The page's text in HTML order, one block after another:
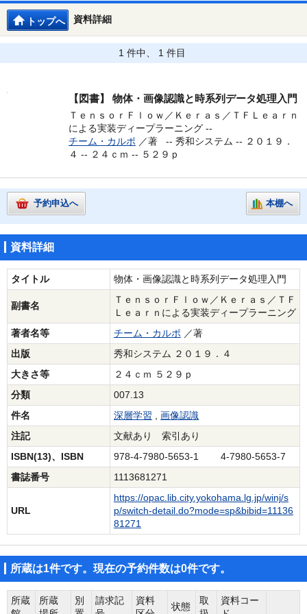
資料詳細
トップへ
1 件中、 1 件目
【図書】 物体・画像認識と時系列データ処理入門
ＴｅｎｓｏｒＦｌｏｗ／Ｋｅｒａｓ／ＴＦＬｅａｒｎ
による実装ディープラーニング --
チーム・カルポ ／著 -- 秀和システム -- ２０１９．
４ -- ２４ｃｍ -- ５２９ｐ
予約申込へ 本棚へ
資料詳細
タイトル 物体・画像認識と時系列データ処理入門
副書名
ＴｅｎｓｏｒＦｌｏｗ／Ｋｅｒａｓ／ＴＦ
Ｌｅａｒｎによる実装ディープラーニング
著者名等
チーム・カルポ ／著
出版
秀和システム ２０１９．４
大きさ等
２４ｃｍ ５２９ｐ
分類
007.13
件名
深層学習 , 画像認識
注記
文献あり 索引あり
ISBN(13)、ISBN
978-4-7980-5653-1 4-7980-5653-7
書誌番号
1113681271
URL
https://opac.lib.city.yokohama.lg.jp/winj/s
p/switch-detail.do?mode=sp&bibid=11136
81271
所蔵は1件です。現在の予約件数は0件です。
所蔵
所蔵
別
請求記
資料
状態
取
資料コー